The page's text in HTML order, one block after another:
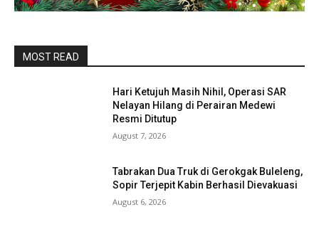
MOST READ
Hari Ketujuh Masih Nihil, Operasi SAR
Nelayan Hilang di Perairan Medewi
Resmi Ditutup
August 7, 2026
Tabrakan Dua Truk di Gerokgak Buleleng,
Sopir Terjepit Kabin Berhasil Dievakuasi
August 6, 2026